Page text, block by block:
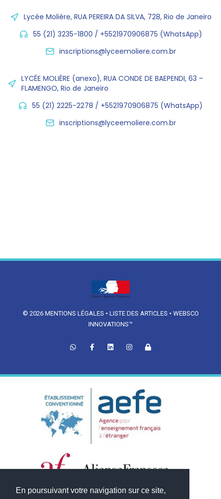
En poursuivant votre navigation sur ce site,
Lycée Molière, RUA PEREIRA DA SILVA, 728, Rio de Janeiro
55 (21) 3235-1800 / +5521970906875 (WhatsApp)
inscriptions@lyceemoliere.com.br
LYCÉE MOLIÈRE (anexo), RUA CONDE DE BAEPENDI, 63 –
FLAMENGO, Rio de Janeiro
55 (21) 2225-2278 / +5521970906875 (WhatsApp)
inscriptions@lyceemoliere.com.br
© 2026 MENTIONS LÉGALES • LISTE DES ARTICLES • WEBSCO
INNOVATIONS™